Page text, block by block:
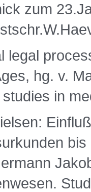
zum
legal
hg. v.
in